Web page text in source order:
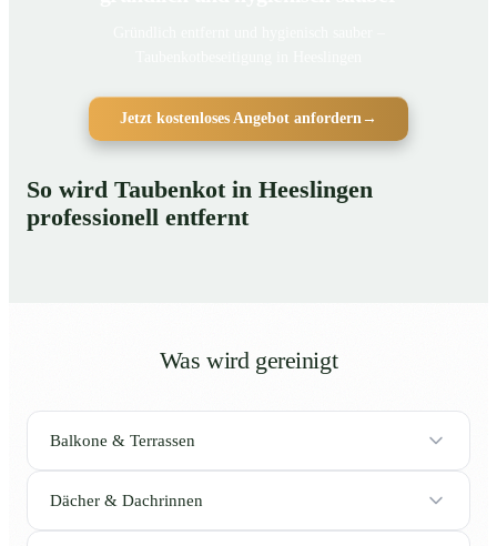
Jetzt kostenloses Angebot anfordern→
So wird Taubenkot in Heeslingen
professionell entfernt
Was wird gereinigt
Balkone & Terrassen
Dächer & Dachrinnen